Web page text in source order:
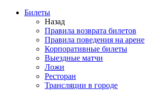
Билеты
Назад
Правила возврата билетов
Правила поведения на арене
Корпоративные билеты
Выездные матчи
Ложи
Ресторан
Трансляции в городе